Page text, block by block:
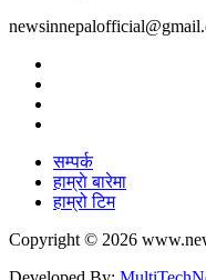
सम्पर्क
हाम्राे बारेमा
हाम्रो टिम
Copyright © 2026